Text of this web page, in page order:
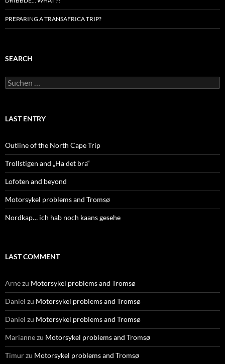
PREPARING A TRANSAFRICA TRIP?
SEARCH
Suchen
nach:
LAST ENTRY
Outline of the North Cape Trip
Trollstigen and „Ha det bra“
Lofoten and beyond
Motorsykel problems and Tromsø
Nordkap… ich hab noch kaans gesehe
LAST COMMENT
Arnezu Motorsykel problems and Tromsø
Daniel zu Motorsykel problems and Tromsø
Daniel zu Motorsykel problems and Tromsø
Mariannezu Motorsykel problems and Tromsø
Timurzu Motorsykel problems and Tromsø